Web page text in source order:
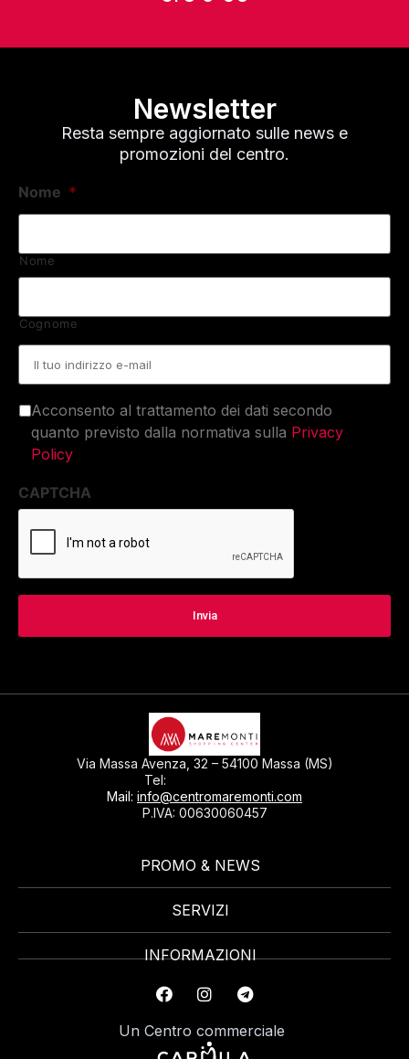
Newsletter
Resta sempre aggiornato sulle news e
promozioni del centro.
Nome *
Nome
Cognome
Acconsento al trattamento dei dati secondo
quanto previsto dalla normativa sulla Privacy
Policy
CAPTCHA
Via Massa Avenza, 32 – 54100 Massa (MS)
Tel:
Mail: info@centromaremonti.com
P.IVA: 00630060457
PROMO & NEWS
SERVIZI
INFORMAZIONI
Un Centro commerciale